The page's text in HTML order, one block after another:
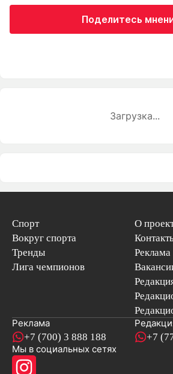
Поделитесь
Загрузка...
Спорт
Вокруг спорта
Тренды
Лига чемпионов
О
Реклама
Реклама
+7 (700) 3 888 188 +7
Мы в социальных сетях